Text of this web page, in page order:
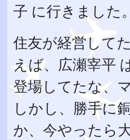
子 に行きました。
住友が経営して
えば、広瀬宰平
登場してたな、
しかし、勝手に
か、今やったら